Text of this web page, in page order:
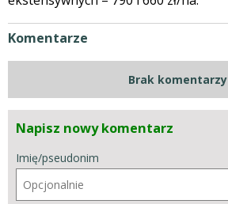
Komentarze
Brak komentarzy
Napisz nowy komentarz
Imię/pseudonim